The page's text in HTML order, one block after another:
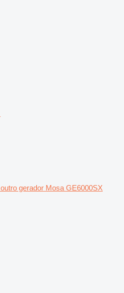
outro gerador Mosa GE6000SX